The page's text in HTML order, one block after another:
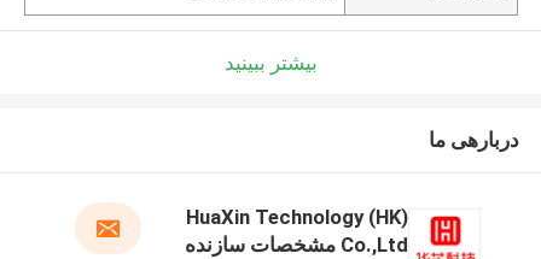
بیشتر ببینید
دربارهی ما
HuaXin Technology (HK)
Co.,Ltd مشخصات سازنده